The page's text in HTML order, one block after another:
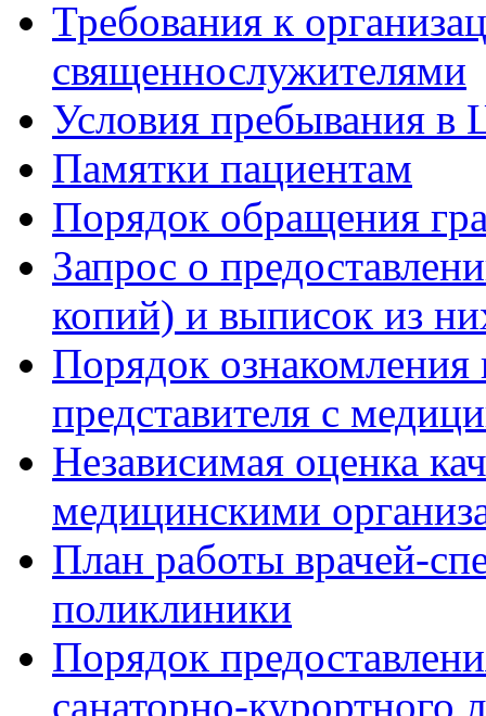
Требования к
священнослужителями
Условия пребывания в
Памятки пациентам
Порядок обращения
Запрос о
копий) и выписок из
Порядок ознакомления
представителя с
Независимая оценка
медицинскими
План работы врачей-
поликлиники
Порядок
санаторно-